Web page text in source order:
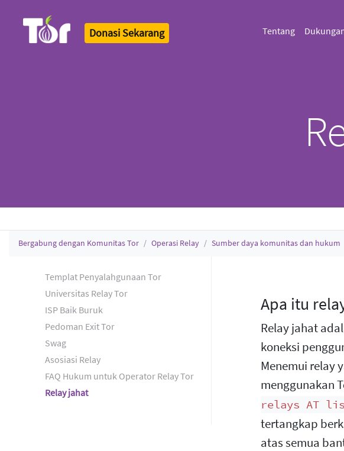
Donasi Sekarang Tentang
Bergabung dengan Komunitas Tor Operasi Relay Sumber daya komunitas dan hukum
Templat Penyalahgunaan Tor
Universitas Relay Tor
ISP Baik Buruk
Pedoman Exit Tor
Swag
Asosiasi Relay
FAQ Hukum untuk Operator Relay Tor
Relay jahat
Apa itu
Relay jahat
koneksi
Menemui relay
menggunakan
relays AT
tertangkap
atas semua